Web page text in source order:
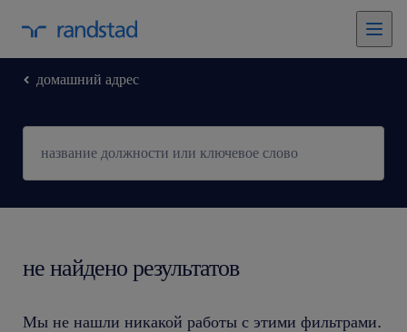
домашний адрес
не найдено результатов
Мы не нашли никакой работы с этими фильтрами.